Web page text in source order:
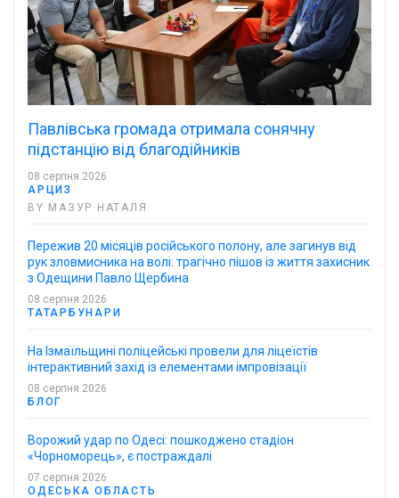
Павлівська громада отримала сонячну
підстанцію від благодійників
08 серпня 2026
АРЦИЗ
BY МАЗУР НАТАЛЯ
Пережив 20 місяців російського полону, але загинув від
рук зловмисника на волі: трагічно пішов із життя захисник
з Одещини Павло Щербина
08 серпня 2026
ТАТАРБУНАРИ
На Ізмаїльщині поліцейські провели для ліцеїстів
інтерактивний захід із елементами імпровізації
08 серпня 2026
БЛОГ
Ворожий удар по Одесі: пошкоджено стадіон
«Чорноморець», є постраждалі
07 серпня 2026
ОДЕСЬКА ОБЛАСТЬ